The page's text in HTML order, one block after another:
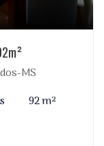
MS
92 m²